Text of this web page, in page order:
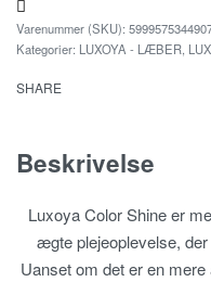
Kategorier: LUXOYA - LÆBER
SHARE
Beskrivelse
Luxoya Color Shine er
ægte plejeoplevelse,
Uanset om det er en